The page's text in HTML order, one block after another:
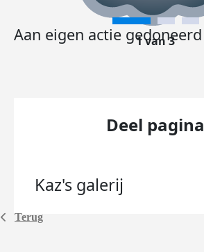
Terug
Aan eigen actie gedoneerd
1 van 3
Deel pagina
Kaz's galerij